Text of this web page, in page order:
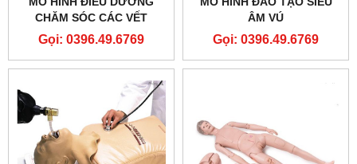
CHĂM SÓC CÁC VẾT
THƯƠNG NGOẠI KHOA
Gọi: 0396.49.6769
ÂM VÚ
Gọi: 0396.49.6769